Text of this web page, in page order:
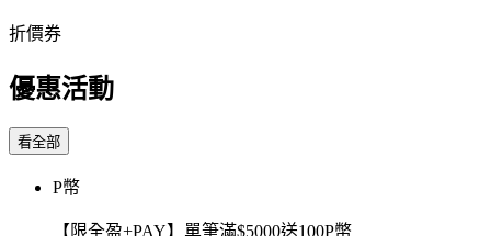
折價券
優惠活動
看全部
P幣
【限全盈+PAY】單筆滿$5000送100P幣